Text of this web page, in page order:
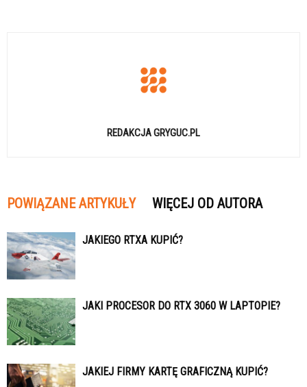
REDAKCJA GRYGUC.PL
POWIĄZANE ARTYKUŁY WIĘCEJ OD AUTORA
JAKIEGO RTXA KUPIĆ?
JAKI PROCESOR DO RTX 3060 W LAPTOPIE?
JAKIEJ FIRMY KARTĘ GRAFICZNĄ KUPIĆ?